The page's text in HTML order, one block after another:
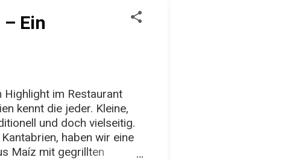
Ein
im Restaurant
kennt die jeder. Kleine,
und doch vielseitig.
haben wir eine
Maíz mit gegrillten